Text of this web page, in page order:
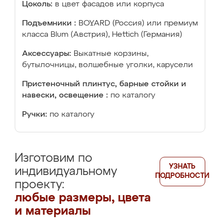
Цоколь: в цвет фасадов или корпуса
Подъемники : BOYARD (Россия) или премиум
класса Blum (Австрия), Hettich (Германия)
Аксессуары: Выкатные корзины,
бутылочницы, волшебные уголки, карусели
Пристеночный плинтус, барные стойки и
навески, освещение : по каталогу
Ручки: по каталогу
Изготовим по
индивидуальному
проекту:
любые размеры, цвета
и материалы
УЗНАТЬ
ПОДРОБНОСТИ